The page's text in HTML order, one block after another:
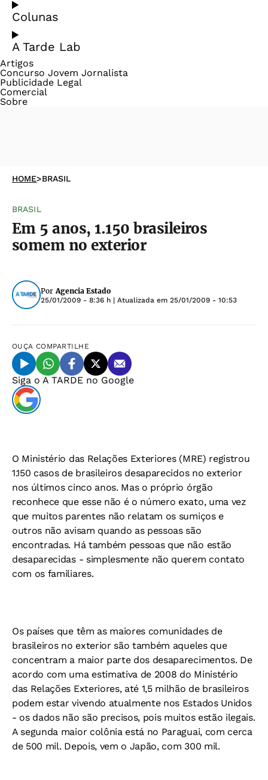
Colunas
A Tarde Lab
Artigos
Concurso Jovem Jornalista
Publicidade Legal
Comercial
Sobre
HOME>BRASIL
BRASIL
Em 5 anos, 1.150 brasileiros
somem no exterior
Por Agencia Estado
25/01/2009 - 8:36 h | Atualizada em 25/01/2009 - 10:53
OUÇA COMPARTILHE
Siga o A TARDE no Google
O Ministério das Relações Exteriores (MRE) registrou
1.150 casos de brasileiros desaparecidos no exterior
nos últimos cinco anos. Mas o próprio órgão
reconhece que esse não é o número exato, uma vez
que muitos parentes não relatam os sumiços e
outros não avisam quando as pessoas são
encontradas. Há também pessoas que não estão
desaparecidas - simplesmente não querem contato
com os familiares.
Os países que têm as maiores comunidades de
brasileiros no exterior são também aqueles que
concentram a maior parte dos desaparecimentos. De
acordo com uma estimativa de 2008 do Ministério
das Relações Exteriores, até 1,5 milhão de brasileiros
podem estar vivendo atualmente nos Estados Unidos
- os dados não são precisos, pois muitos estão ilegais.
A segunda maior colônia está no Paraguai, com cerca
de 500 mil. Depois, vem o Japão, com 300 mil.